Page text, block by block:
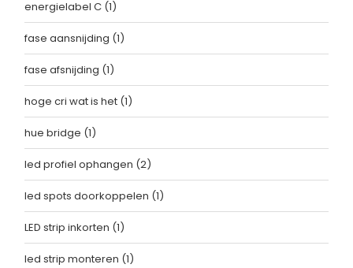
energielabel C (1)
fase aansnijding (1)
fase afsnijding (1)
hoge cri wat is het (1)
hue bridge (1)
led profiel ophangen (2)
led spots doorkoppelen (1)
LED strip inkorten (1)
led strip monteren (1)